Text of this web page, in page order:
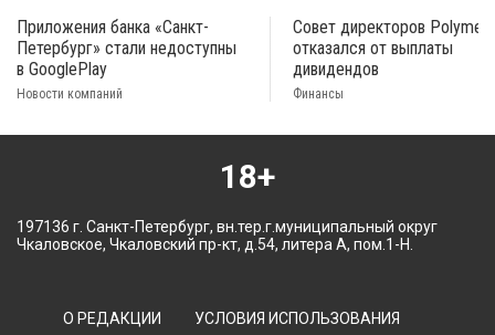
Приложения банка «Санкт-
Петербург» стали недоступны
в GooglePlay
Новости компаний
Совет директоров
отказался от выплаты
дивидендов
Финансы
18+
197136 г. Санкт-Петербург, вн.тер.г.муниципальный округ
Чкаловское, Чкаловский пр-кт, д.54, литера А, пом.1-Н.
О РЕДАКЦИИ УСЛОВИЯ ИСПОЛЬЗОВАНИЯ